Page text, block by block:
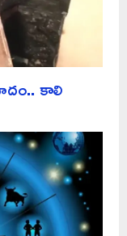
కాలి